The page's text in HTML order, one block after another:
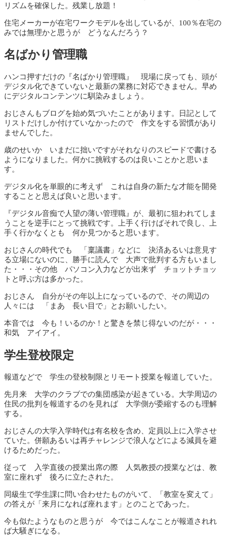
リズムを確保した。残業し放題！
住宅メーカーが在宅ワークモデルを出しているが、100％在宅の
みでは無理かと思うが どうなんだろう？
名ばかり管理職
ハンコ押すだけの『名ばかり管理職』 現場に戻っても、頭が
デジタル化できていないと最新の業務に対応できません。早め
にデジタルコンテンツに馴染みましょう。
おじさんもブログを始め気づいたことがあります。日記として
リストだけしか付けていなかったので 作文をする習慣があり
ませんでした。
歳のせいか いまだに拙いですがそれなりのスピードで書ける
ようになりました。何かに挑戦するのは良いことかと思いま
す。
デジタル化を単眼的に考えず これは自身の新たな才能を開発
することと思えば良いと思います。
『デジタル音痴で人望の薄い管理職』が、最初に狙われてしま
うことを逆手にとって挑戦です。上手く行けばそれで良し、上
手く行かなくとも 何か見つかると思います。
おじさんの時代でも 「稟議書」などに 決済あるいは意見す
る立場にないのに、勝手に読んで 大声で批判する方もいまし
た・・・その他 パソコン入力などが出来ず チョットチョッ
トと呼ぶ方は多かった。
おじさん 自分がその年以上になっているので、その周辺の
人々には 「まあ 長い目で」とお願いしたい。
本音では 今も！いるのか！と驚きを禁じ得ないのだが・・・
和気 アイアイ。
学生登校限定
報道などで 学生の登校制限とリモート授業を報道していた。
先月来 大学のクラブでの集団感染が起きている。大学周辺の
住民の批判を報道するのを見れば 大学側が委縮するのも理解
する。
おじさんの大学入学時代は有名校を含め、定員以上に入学させ
ていた。併願あるいは再チャレンジで浪人などによる減員を避
けるためだった。
従って 入学直後の授業出席の際 人気教授の授業などは、教
室に座れず 後ろに立たされた。
同級生で学生課に問い合わせたものがいて、「教室を変えて」
の答えが「来月になれば座れます」とのことであった。
今も似たようなものと思うが 今ではこんなことが報道されれ
ば大騒ぎになる。